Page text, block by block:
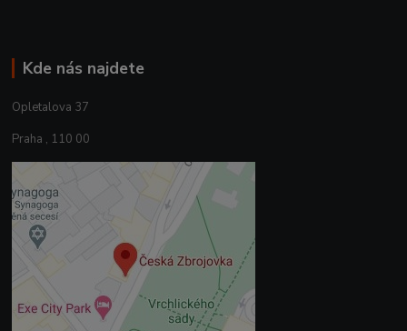
Kde nás najdete
Opletalova 37
Praha , 110 00